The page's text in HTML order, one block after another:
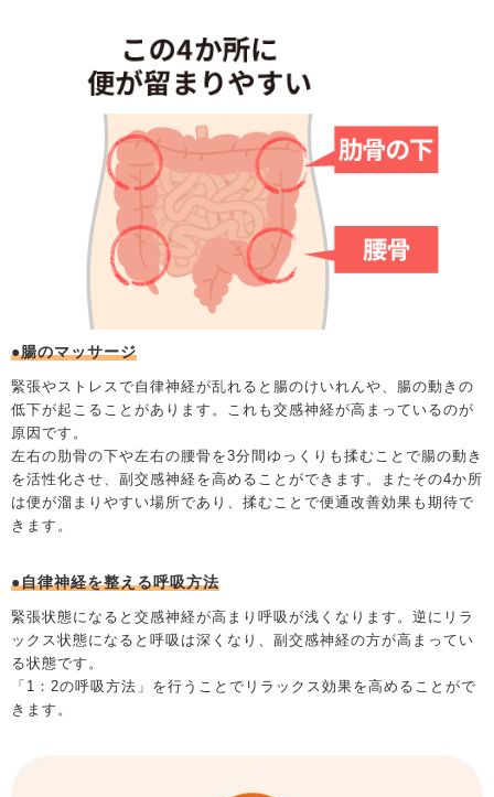
●腸のマッサージ
緊張やストレスで自律神経が乱れると腸のけいれんや、腸の動きの
低下が起こることがあります。これも交感神経が高まっているのが
原因です。
左右の肋骨の下や左右の腰骨を3分間ゆっくりも揉むことで腸の動き
を活性化させ、副交感神経を高めることができます。またその4か所
は便が溜まりやすい場所であり、揉むことで便通改善効果も期待で
きます。
●自律神経を整える呼吸方法
緊張状態になると交感神経が高まり呼吸が浅くなります。逆にリラ
ックス状態になると呼吸は深くなり、副交感神経の方が高まってい
る状態です。
「1：2の呼吸方法」を行うことでリラックス効果を高めることがで
きます。